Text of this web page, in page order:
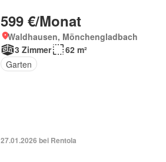
599 €/Monat
Waldhausen, Mönchengladbach
3 Zimmer
62 m²
Garten
27.01.2026 bei Rentola